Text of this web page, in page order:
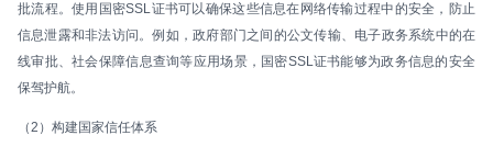
批流程。使用国密SSL证书可以确保这些信息在网络传输过程中的安全，防止
信息泄露和非法访问。例如，政府部门之间的公文传输、电子政务系统中的在
线审批、社会保障信息查询等应用场景，国密SSL证书能够为政务信息的安全
保驾护航。
（2）构建国家信任体系